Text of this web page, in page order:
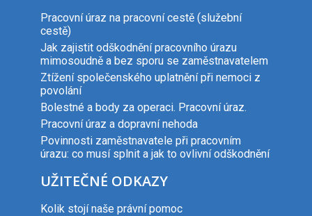
Pracovní úraz na pracovní cestě (služební
cestě)
Jak zajistit odškodnění pracovního úrazu
mimosoudně a bez sporu se zaměstnavatelem
Ztížení společenského uplatnění při nemoci z
povolání
Bolestné a body za operaci. Pracovní úraz.
Pracovní úraz a dopravní nehoda
Povinnosti zaměstnavatele při pracovním
úrazu: co musí splnit a jak to ovlivní odškodnění
UŽITEČNÉ ODKAZY
Kolik stojí naše právní pomoc